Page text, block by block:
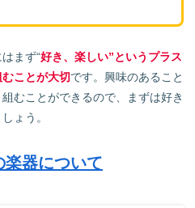
まず“好き、楽しい”というプラス
ことが大切です。興味のあること
むことができるので、まずは好き
ょう。
器について